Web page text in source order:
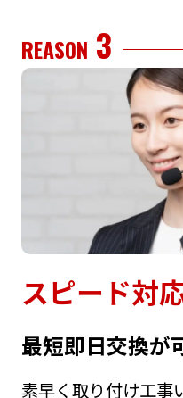
REASON 3
スピード対
最短即⽇交換が
素早く取り付け⼯事